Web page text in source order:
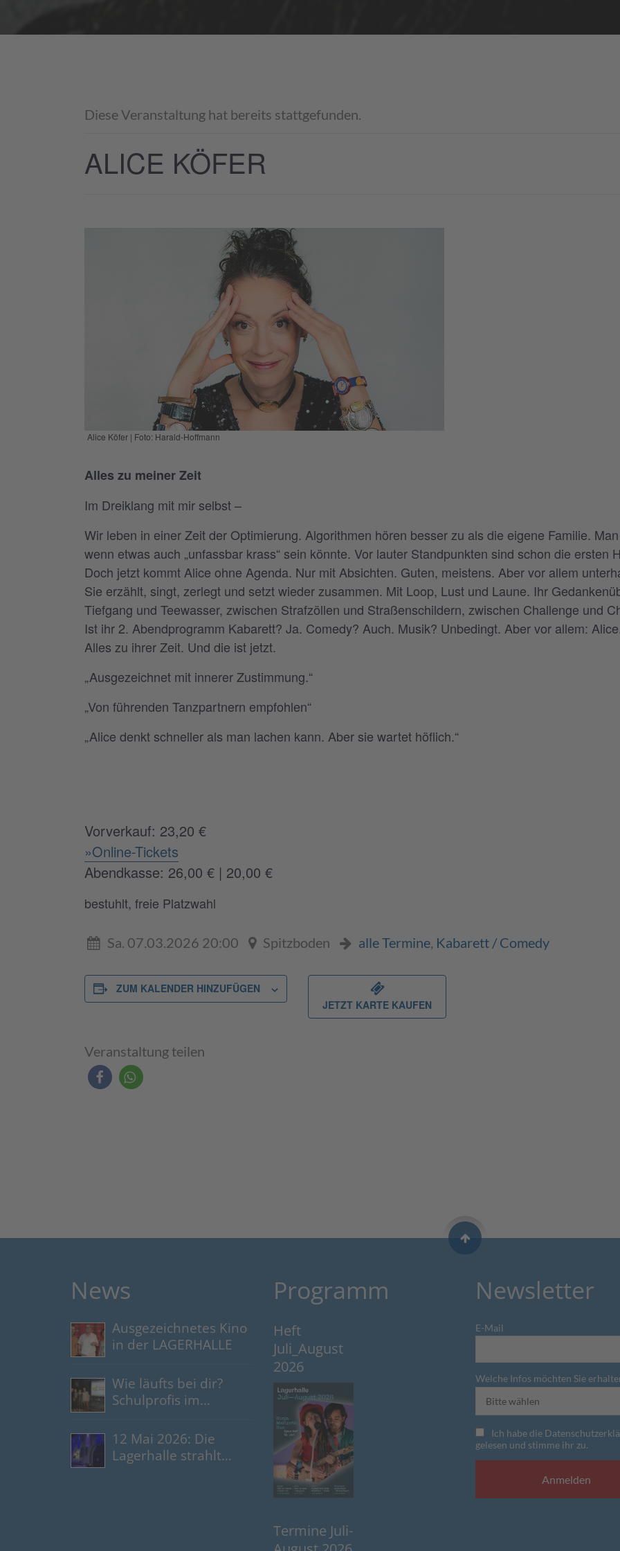
Diese Veranstaltung hat bereits stattgefunden.
ALICE KÖFER
Alice Köfer | Foto: Harald-Hoffmann
Alles zu meiner Zeit
Im Dreiklang mit mir selbst –
Wir leben in einer Zeit der Optimierung. Algorithmen hören besser zu als die eigene Familie.
wenn etwas auch „unfassbar krass“ sein könnte. Vor lauter Standpunkten sind schon die ersten
Doch jetzt kommt Alice ohne Agenda. Nur mit Absichten. Guten, meistens. Aber vor allem
Sie erzählt, singt, zerlegt und setzt wieder zusammen. Mit Loop, Lust und Laune. Ihr
Tiefgang und Teewasser, zwischen Strafzöllen und Straßenschildern, zwischen Challenge und
Ist ihr 2. Abendprogramm Kabarett? Ja. Comedy? Auch. Musik? Unbedingt. Aber vor allem:
Alles zu ihrer Zeit. Und die ist jetzt.
„Ausgezeichnet mit innerer Zustimmung.“
„Von führenden Tanzpartnern empfohlen“
„Alice denkt schneller als man lachen kann. Aber sie wartet höflich.“
Vorverkauf: 23,20 €
»Online-Tickets
Abendkasse: 26,00 € | 20,00 €
bestuhlt, freie Platzwahl
Sa. 07.03.2026 20:00 Spitzboden alle Termine Kabarett / Comedy
ZUM KALENDER HINZUFÜGEN
JETZT KARTE KAUFEN
Veranstaltung teilen
News
Ausgezeichnetes Kino
in der LAGERHALLE
Wie läufts bei dir?
Schulprofis im
12 Mai 2026: Die
Lagerhalle strahlt
Programm
Heft
Juli_August
2026
Termine Juli-
Newsletter
E-Mail
Welche Infos möchten Sie
Ich habe die
gelesen und stimme ihr zu.